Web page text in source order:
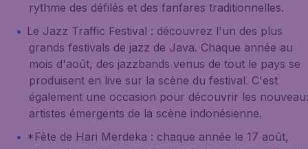
rythme des défilés et des fanfares traditionnelles.
Le Jazz Traffic Festival : découvrez l'un des plus
grands festivals de jazz de Java. Chaque année au
mois d'août, des jazzbands venus de tout le pays se
produisent en live sur la scène du festival. C'est
également une occasion pour découvrir les
artistes émergents de la scène indonésienne.
*Fête de Hari Merdeka : chaque année le 17 août,